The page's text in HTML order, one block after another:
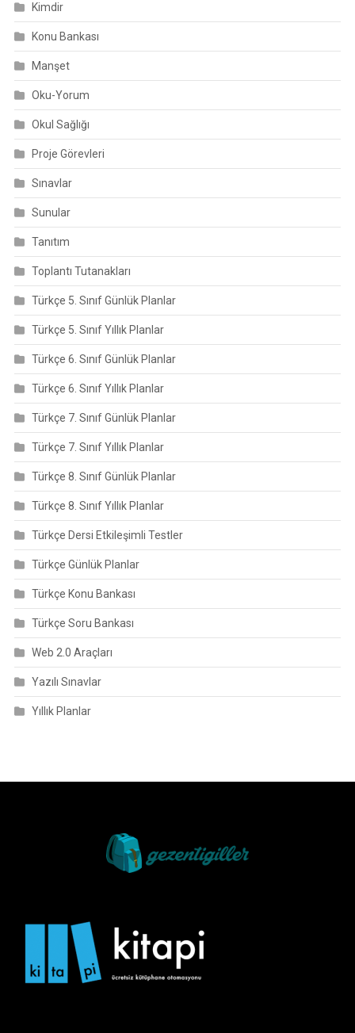
Kimdir
Konu Bankası
Manşet
Oku-Yorum
Okul Sağlığı
Proje Görevleri
Sınavlar
Sunular
Tanıtım
Toplantı Tutanakları
Türkçe 5. Sınıf Günlük Planlar
Türkçe 5. Sınıf Yıllık Planlar
Türkçe 6. Sınıf Günlük Planlar
Türkçe 6. Sınıf Yıllık Planlar
Türkçe 7. Sınıf Günlük Planlar
Türkçe 7. Sınıf Yıllık Planlar
Türkçe 8. Sınıf Günlük Planlar
Türkçe 8. Sınıf Yıllık Planlar
Türkçe Dersi Etkileşimli Testler
Türkçe Günlük Planlar
Türkçe Konu Bankası
Türkçe Soru Bankası
Web 2.0 Araçları
Yazılı Sınavlar
Yıllık Planlar